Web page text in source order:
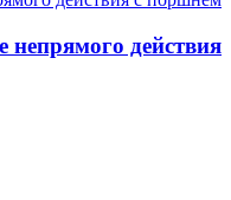
дейст­вия